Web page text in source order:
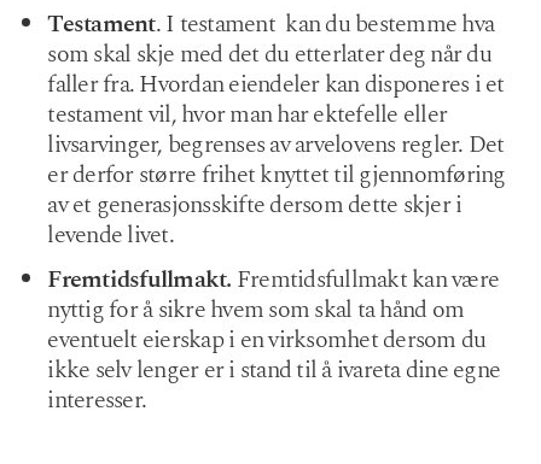
Testament. I testament kan du bestemme hva
som skal skje med det du etterlater deg når du
faller fra. Hvordan eiendeler kan disponeres i et
testament vil, hvor man har ektefelle eller
livsarvinger, begrenses av arvelovens regler. Det
er derfor større frihet knyttet til gjennomføring
av et generasjonsskifte dersom dette skjer i
levende livet.
Fremtidsfullmakt. Fremtidsfullmakt kan være
nyttig for å sikre hvem som skal ta hånd om
eventuelt eierskap i en virksomhet dersom du
ikke selv lenger er i stand til å ivareta dine egne
interesser.